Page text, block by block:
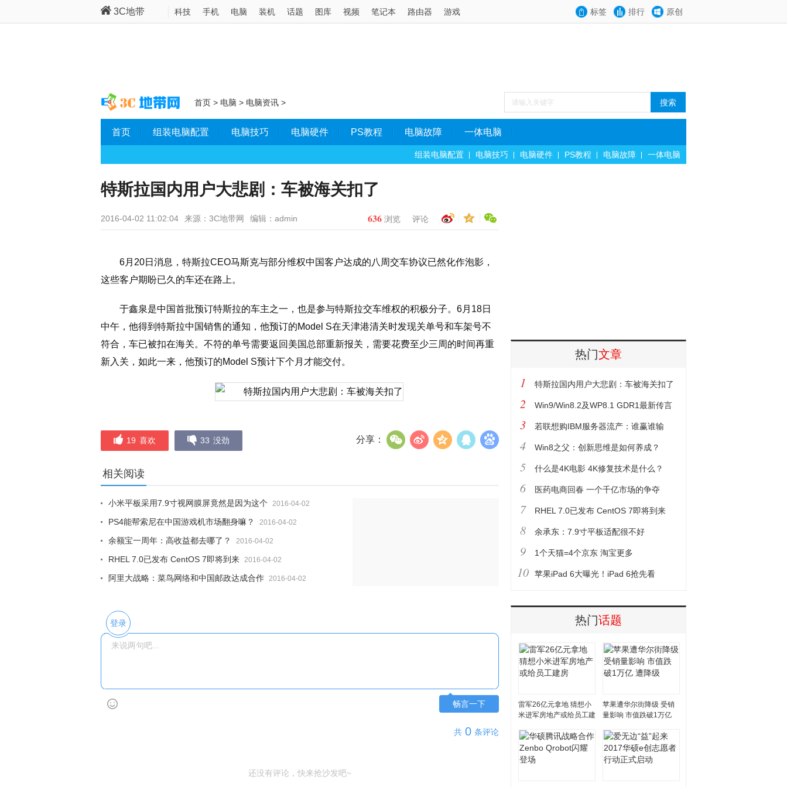
3C地带 科技 手机 电脑 装机 话题 图库 视频 笔记本 路由器 游戏 标签 排行 原创
首页 > 电脑 > 电脑资讯 >
首页 组装电脑配置 电脑技巧 电脑硬件 PS教程 电脑故障 一体电脑
组装电脑配置 电脑技巧 电脑硬件 PS教程 电脑故障 一体电脑
特斯拉国内用户大悲剧：车被海关扣了
2016-04-02 11:02:04 来源：3C地带网 编辑：admin 636 浏览 评论
6月20日消息，特斯拉CEO马斯克与部分维权中国客户达成的八周交车协议已然化作泡影，
这些客户期盼已久的车还在路上。
于鑫泉是中国首批预订特斯拉的车主之一，也是参与特斯拉交车维权的积极分子。6月18日
中午，他得到特斯拉中国销售的通知，他预订的Model S在天津港清关时发现关单号和车架号不
符合，车已被扣在海关。不符的单号需要返回美国总部重新报关，需要花费至少三周的时间再重
新入关，如此一来，他预订的Model S预计下个月才能交付。
分享：
19 喜欢 33 没劲
相关阅读
小米平板采用7.9寸视网膜屏竟然是因为这个 2016-04-02
PS4能帮索尼在中国游戏机市场翻身嘛？ 2016-04-02
余额宝一周年：高收益都去哪了？ 2016-04-02
RHEL 7.0已发布 CentOS 7即将到来 2016-04-02
阿里大战略：菜鸟网络和中国邮政达成合作 2016-04-02
登录
畅言一下
共 0 条评论
还没有评论，快来抢沙发吧~
热门文章
1 特斯拉国内用户大悲剧：车被海关扣了
2 Win9/Win8.2及WP8.1 GDR1最新传言
汇总
3 若联想购IBM服务器流产：谁赢谁输
4 Win8之父：创新思维是如何养成？
5 什么是4K电影 4K修复技术是什么？
6 医药电商回春 一个千亿市场的争夺
7 RHEL 7.0已发布 CentOS 7即将到来
8 余承东：7.9寸平板适配很不好
9 1个天猫=4个京东 淘宝更多
10 苹果iPad 6大曝光！iPad 6抢先看
热门话题
雷军26亿元拿地 猜想小
米进军房地产或给员工建
苹果遭华尔街降级 受销
量影响 市值跌破1万亿